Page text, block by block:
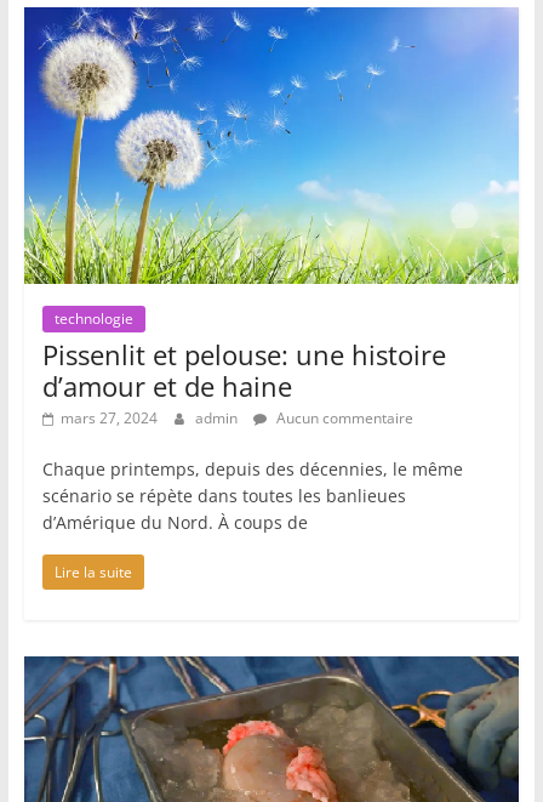
technologie
Pissenlit et pelouse: une histoire
d’amour et de haine
mars 27, 2024 admin Aucun commentaire
Chaque printemps, depuis des décennies, le même
scénario se répète dans toutes les banlieues
d’Amérique du Nord. À coups de
Lire la suite